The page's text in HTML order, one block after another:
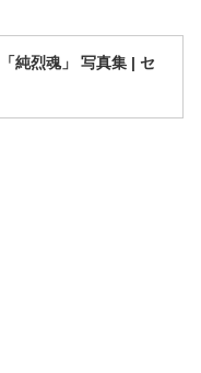
純烈魂」 写真集 | セ